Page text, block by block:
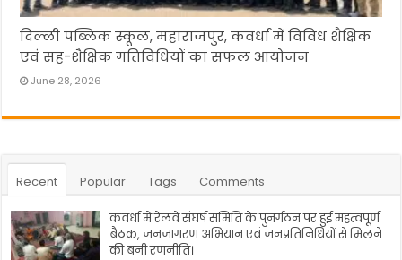
दिल्ली पब्लिक स्कूल, महाराजपुर, कवर्धा में विविध शैक्षिक
एवं सह-शैक्षिक गतिविधियों का सफल आयोजन
June 28, 2026
Recent Popular Tags Comments
कवर्धा में रेलवे संघर्ष समिति के पुनर्गठन पर हुई महत्वपूर्ण
बैठक, जनजागरण अभियान एवं जनप्रतिनिधियों से मिलने
की बनी रणनीति।